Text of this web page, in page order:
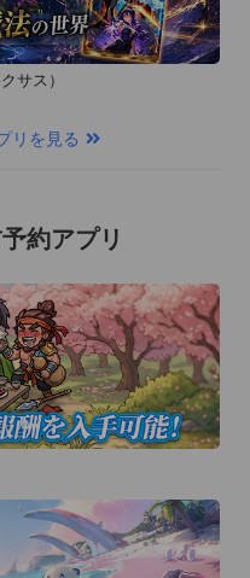
サス）
リを見る
約アプリ